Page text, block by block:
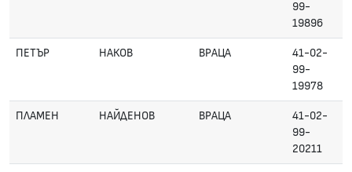
99-
19896
ПЕТЪР НАКОВ ВРАЦА
41-02-
99-
19978
ПЛАМЕН НАЙДЕНОВ ВРАЦА
41-02-
99-
20211